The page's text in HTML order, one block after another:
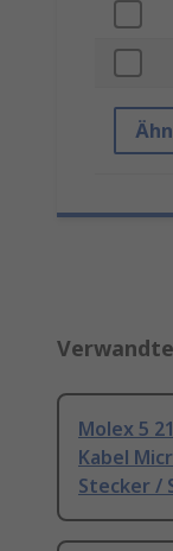
Molex 5
Kabel
Stecker /